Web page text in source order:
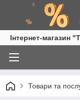
Інтернет-магазин
Товари та